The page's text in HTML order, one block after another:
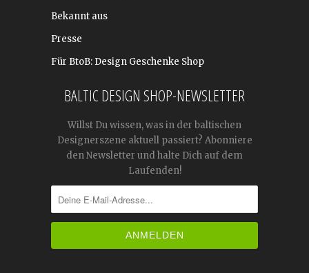
Bekannt aus
Presse
Für BtoB: Design Geschenke Shop
BALTIC DESIGN SHOP-NEWSLETTER
Willst Du wissen, was in der baltischen
Designerszene aktuell passiert? Abonniere
den Newsletter und halte Dich auf dem
Laufenden!